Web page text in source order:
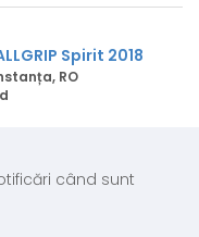
Spirit 2018
RO
când sunt